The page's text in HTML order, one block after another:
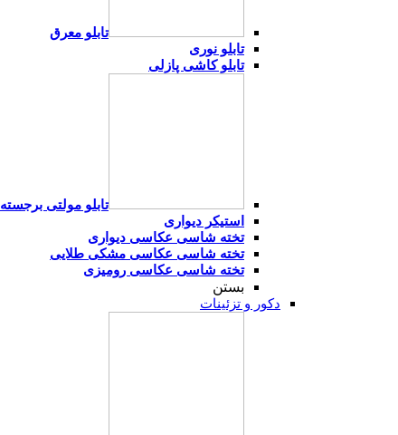
تابلو معرق
تابلو نوری
تابلو کاشی پازلی
تابلو مولتی برجسته
استیکر دیواری
تخته شاسی عکاسی دیواری
تخته شاسی عکاسی مشکی طلایی
تخته شاسی عکاسی رومیزی
بستن
دکور و تزئینات